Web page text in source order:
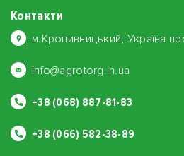
Контакти
м.Кропивницький, Україна
info@agrotorg.in.ua
+38 (068) 887-81-83
+38 (066) 582-38-89